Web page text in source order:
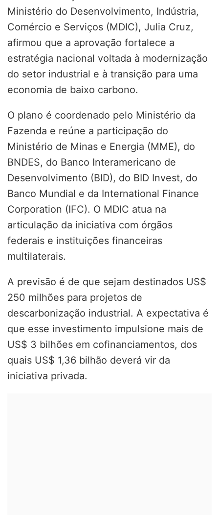
Ministério do Desenvolvimento, Indústria,
Comércio e Serviços (MDIC), Julia Cruz,
afirmou que a aprovação fortalece a
estratégia nacional voltada à modernização
do setor industrial e à transição para uma
economia de baixo carbono.
O plano é coordenado pelo Ministério da
Fazenda e reúne a participação do
Ministério de Minas e Energia (MME), do
BNDES, do Banco Interamericano de
Desenvolvimento (BID), do BID Invest, do
Banco Mundial e da International Finance
Corporation (IFC). O MDIC atua na
articulação da iniciativa com órgãos
federais e instituições financeiras
multilaterais.
A previsão é de que sejam destinados US$
250 milhões para projetos de
descarbonização industrial. A expectativa é
que esse investimento impulsione mais de
US$ 3 bilhões em cofinanciamentos, dos
quais US$ 1,36 bilhão deverá vir da
iniciativa privada.